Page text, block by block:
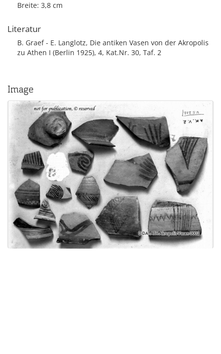
Breite: 3,8 cm
Literatur
B. Graef - E. Langlotz, Die antiken Vasen von der Akropolis
zu Athen I (Berlin 1925), 4, Kat.Nr. 30, Taf. 2
Image